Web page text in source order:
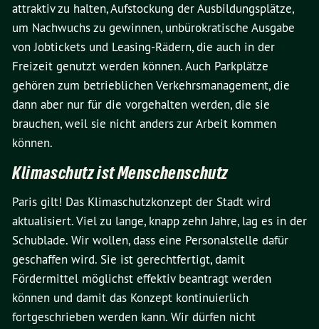
attraktiv zu halten, Aufstockung der Ausbildungsplätze,
um Nachwuchs zu gewinnen, unbürokratische Ausgabe
von Jobtickets und Leasing-Rädern, die auch in der
Freizeit genutzt werden können. Auch Parkplätze
gehören zum betrieblichen Verkehrsmanagement, die
dann aber nur für die vorgehalten werden, die sie
brauchen, weil sie nicht anders zur Arbeit kommen
können.
Klimaschutz ist Menschenschutz
Paris gilt! Das Klimaschutzkonzept der Stadt wird
aktualisiert. Viel zu lange, knapp zehn Jahre, lag es in der
Schublade. Wir wollen, dass eine Personalstelle dafür
geschaffen wird. Sie ist gerechtfertigt, damit
Fördermittel möglichst effektiv beantragt werden
können und damit das Konzept kontinuierlich
fortgeschrieben werden kann. Wir dürfen nicht